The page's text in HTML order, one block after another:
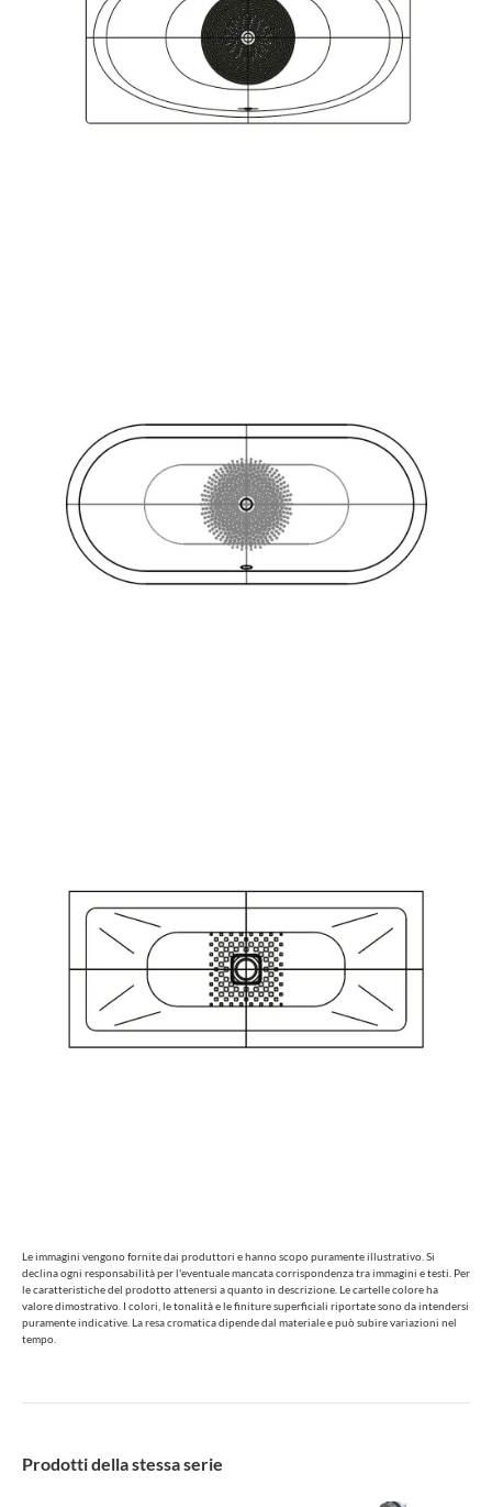
Le immagini vengono fornite dai produttori e hanno scopo puramente illustrativo. Si
declina ogni responsabilità per l'eventuale mancata corrispondenza tra immagini e testi. Per
le caratteristiche del prodotto attenersi a quanto in descrizione. Le cartelle colore ha
valore dimostrativo. I colori, le tonalità e le finiture superficiali riportate sono da intendersi
puramente indicative. La resa cromatica dipende dal materiale e può subire variazioni nel
tempo.
Prodotti della stessa serie